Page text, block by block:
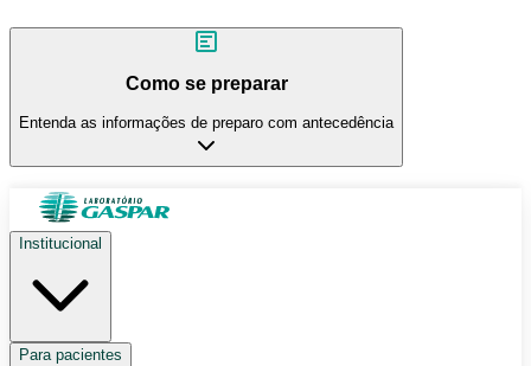
Como se preparar
Entenda as informações de preparo com antecedência
Institucional
Para pacientes